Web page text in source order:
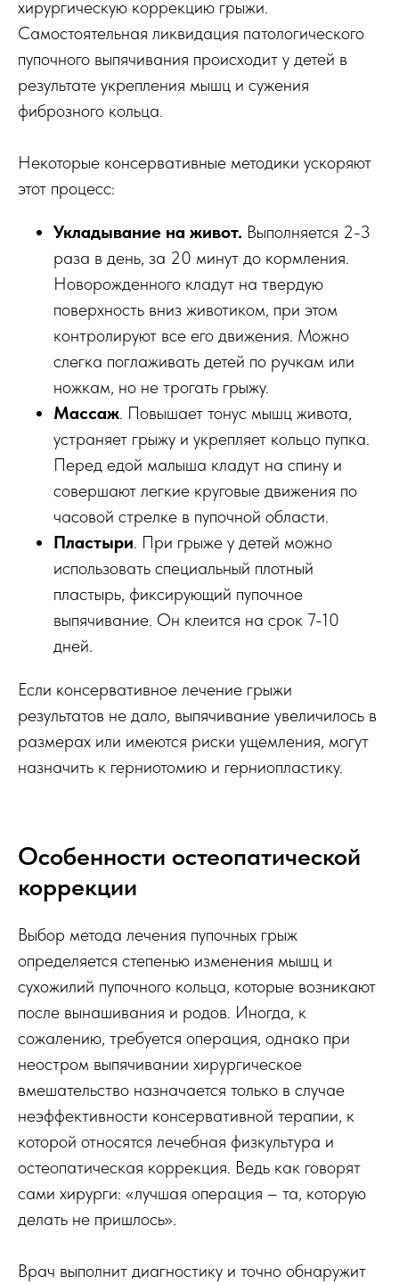
хирургическую коррекцию грыжи.
Самостоятельная ликвидация патологического
пупочного выпячивания происходит у детей в
результате укрепления мышц и сужения
фиброзного кольца.
Некоторые консервативные методики ускоряют
этот процесс:
Укладывание на живот. Выполняется 2-3
раза в день, за 20 минут до кормления.
Новорожденного кладут на твердую
поверхность вниз животиком, при этом
контролируют все его движения. Можно
слегка поглаживать детей по ручкам или
ножкам, но не трогать грыжу.
Массаж. Повышает тонус мышц живота,
устраняет грыжу и укрепляет кольцо пупка.
Перед едой малыша кладут на спину и
совершают легкие круговые движения по
часовой стрелке в пупочной области.
Пластыри. При грыже у детей можно
использовать специальный плотный
пластырь, фиксирующий пупочное
выпячивание. Он клеится на срок 7-10
дней.
Если консервативное лечение грыжи
результатов не дало, выпячивание увеличилось в
размерах или имеются риски ущемления, могут
назначить к герниотомию и герниопластику.
Особенности остеопатической
коррекции
Выбор метода лечения пупочных грыж
определяется степенью изменения мышц и
сухожилий пупочного кольца, которые возникают
после вынашивания и родов. Иногда, к
сожалению, требуется операция, однако при
неостром выпячивании хирургическое
вмешательство назначается только в случае
неэффективности консервативной терапии, к
которой относятся лечебная физкультура и
остеопатическая коррекция. Ведь как говорят
сами хирурги: «лучшая операция – та, которую
делать не пришлось».
Врач выполнит диагностику и точно обнаружит